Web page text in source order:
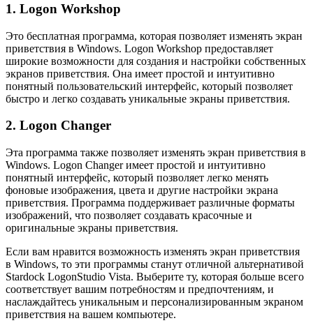
1. Logon Workshop
Это бесплатная программа, которая позволяет изменять экран
приветствия в Windows. Logon Workshop предоставляет
широкие возможности для создания и настройки собственных
экранов приветствия. Она имеет простой и интуитивно
понятный пользовательский интерфейс, который позволяет
быстро и легко создавать уникальные экраны приветствия.
2. Logon Changer
Эта программа также позволяет изменять экран приветствия в
Windows. Logon Changer имеет простой и интуитивно
понятный интерфейс, который позволяет легко менять
фоновые изображения, цвета и другие настройки экрана
приветствия. Программа поддерживает различные форматы
изображений, что позволяет создавать красочные и
оригинальные экраны приветствия.
Если вам нравится возможность изменять экран приветствия
в Windows, то эти программы станут отличной альтернативой
Stardock LogonStudio Vista. Выберите ту, которая больше всего
соответствует вашим потребностям и предпочтениям, и
наслаждайтесь уникальным и персонализированным экраном
приветствия на вашем компьютере.